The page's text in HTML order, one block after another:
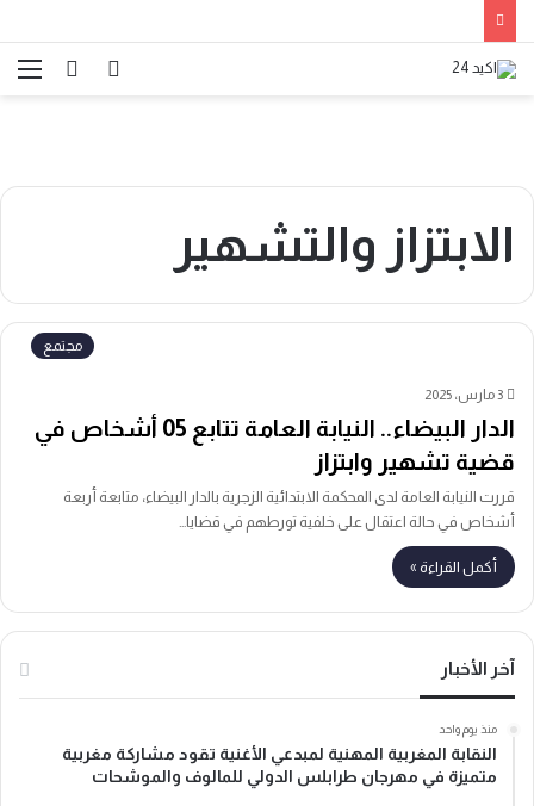
بحث
الوضع
الابتزاز والتشهير
مجتمع
3 مارس، 2025
الدار البيضاء.. النيابة العامة تتابع 05 أشخاص في
قضية تشهير وابتزاز
قررت النيابة العامة لدى المحكمة الابتدائية الزجرية بالدار البيضاء، متابعة أربعة
أشخاص في حالة اعتقال على خلفية تورطهم في قضايا…
أكمل القراءة »
آخر الأخبار
منذ يوم واحد
النقابة المغربية المهنية لمبدعي الأغنية تقود مشاركة مغربية
متميزة في مهرجان طرابلس الدولي للمالوف والموشحات